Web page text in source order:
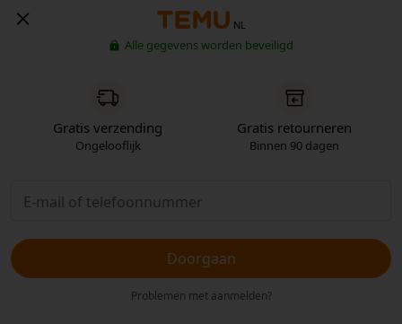
NL
Alle gegevens worden beveiligd
Gratis verzending
Ongelooflijk
Gratis retourneren
Binnen 90 dagen
Doorgaan
Problemen met aanmelden?